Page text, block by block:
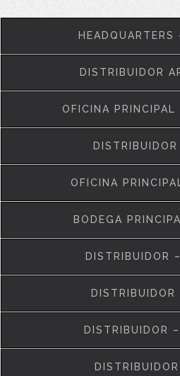
HEADQUARTERS
DISTRIBUIDOR
OFICINA
OFICINA
BODEGA
DISTRIBUIDOR
DISTRIBUIDOR
DISTRIBUIDOR
DISTRIBUIDOR